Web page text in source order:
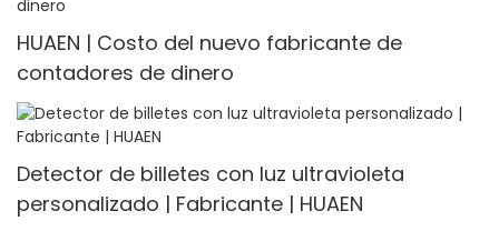
HUAEN | Costo del nuevo fabricante de
contadores de dinero
Detector de billetes con luz ultravioleta
personalizado | Fabricante | HUAEN